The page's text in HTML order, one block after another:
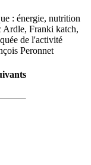
: énergie, nutrition
Franki katch,
de l'activité
Peronnet